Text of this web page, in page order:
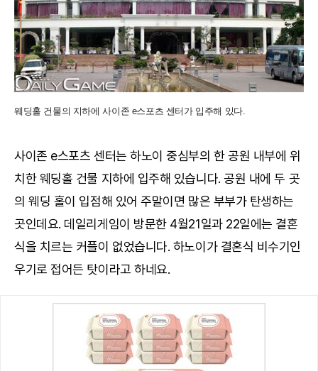
웨딩홀 건물의 지하에 사이존 e스포츠 센터가 입주해 있다.
사이존 e스포츠 센터는 하노이 중심부의 한 공원 내부에 위
치한 웨딩홀 건물 지하에 입주해 있습니다. 공원 내에 두 곳
의 웨딩 홀이 입점해 있어 주말이면 많은 부부가 탄생하는
곳인데요. 데일리게임이 방문한 4월21일과 22일에는 결혼
식을 치르는 커플이 없었습니다. 하노이가 결혼식 비수기인
우기로 접어든 탓이라고 하네요.